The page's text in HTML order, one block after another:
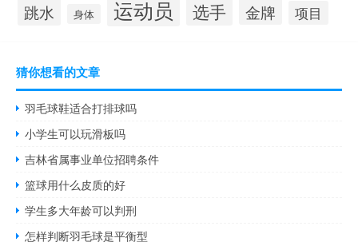
跳水 身体 运动员 选手 金牌 项目
猜你想看的文章
羽毛球鞋适合打排球吗
小学生可以玩滑板吗
吉林省属事业单位招聘条件
篮球用什么皮质的好
学生多大年龄可以判刑
怎样判断羽毛球是平衡型